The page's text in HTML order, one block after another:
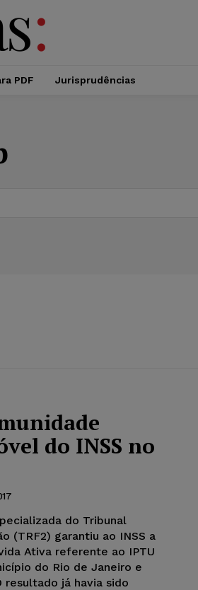
PDF Jurisprudências
do INSS no
do Tribunal
(TRF2) garantiu ao INSS a
Ativa referente ao IPTU
do Rio de Janeiro e
já havia sido